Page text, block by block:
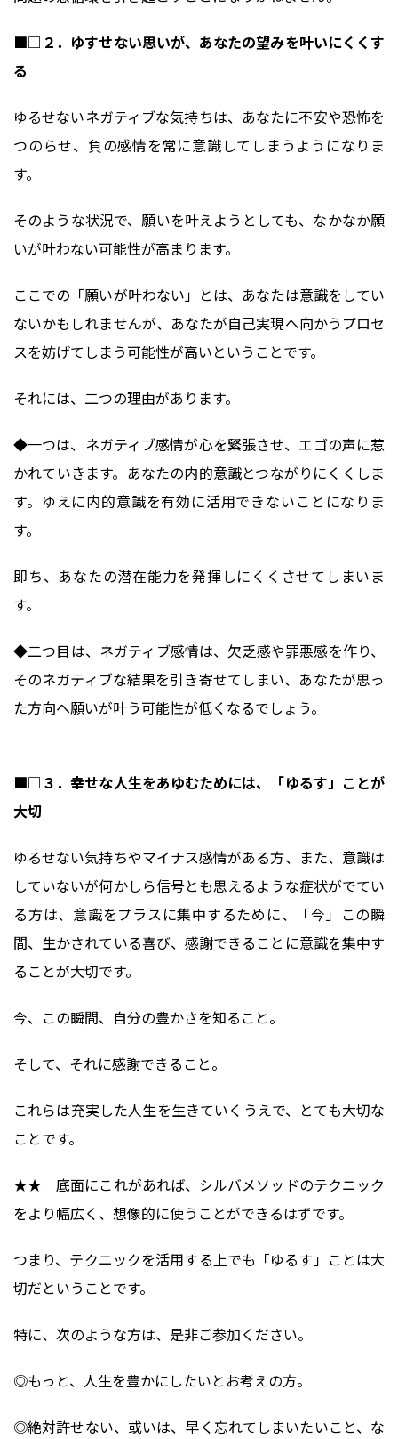
■□２．ゆすせない思いが、あなたの望みを叶いにくくす
る
ゆるせないネガティブな気持ちは、あなたに不安や恐怖を
つのらせ、負の感情を常に意識してしまうようになりま
す。
そのような状況で、願いを叶えようとしても、なかなか願
いが叶わない可能性が高まります。
ここでの「願いが叶わない」とは、あなたは意識をしてい
ないかもしれませんが、あなたが自己実現へ向かうプロセ
スを妨げてしまう可能性が高いということです。
それには、二つの理由があります。
◆一つは、ネガティブ感情が心を緊張させ、エゴの声に惹
かれていきます。あなたの内的意識とつながりにくくしま
す。ゆえに内的意識を有効に活用できないことになりま
す。
即ち、あなたの潜在能力を発揮しにくくさせてしまいま
す。
◆二つ目は、ネガティブ感情は、欠乏感や罪悪感を作り、
そのネガティブな結果を引き寄せてしまい、あなたが思っ
た方向へ願いが叶う可能性が低くなるでしょう。
■□３．幸せな人生をあゆむためには、「ゆるす」ことが
大切
ゆるせない気持ちやマイナス感情がある方、また、意識は
していないが何かしら信号とも思えるような症状がでてい
る方は、意識をプラスに集中するために、「今」この瞬
間、生かされている喜び、感謝できることに意識を集中す
ることが大切です。
今、この瞬間、自分の豊かさを知ること。
そして、それに感謝できること。
これらは充実した人生を生きていくうえで、とても大切な
ことです。
★★ 底面にこれがあれば、シルバメソッドのテクニック
をより幅広く、想像的に使うことができるはずです。
つまり、テクニックを活用する上でも「ゆるす」ことは大
切だということです。
特に、次のような方は、是非ご参加ください。
◎もっと、人生を豊かにしたいとお考えの方。
◎絶対許せない、或いは、早く忘れてしまいたいこと、な